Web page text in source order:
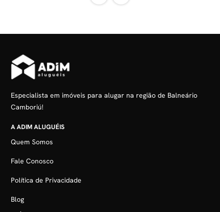
Especialista em imóveis para alugar na região de Balneário
Camboriú!
A ADIM ALUGUÉIS
Quem Somos
Fale Conosco
Política de Privacidade
Blog